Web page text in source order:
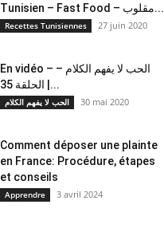
Tunisien – Fast Food – مقلوب...
Recettes Tunisiennes 27 juin 2020
En vidéo – الحب لا يفهم الكلام –
الحلقة 35 |...
الحب لا يفهم الكلام 30 mai 2020
Comment déposer une plainte
en France: Procédure, étapes
et conseils
Apprendre 3 avril 2024